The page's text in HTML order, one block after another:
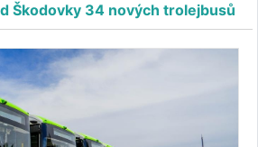
Škodovky 34 nových trolejbusů